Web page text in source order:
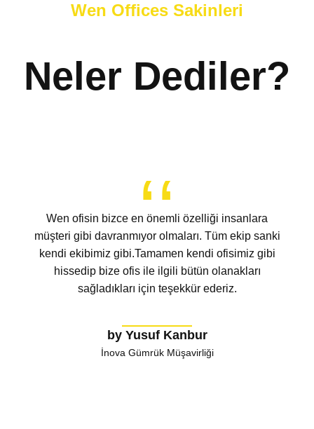
Wen Offices Sakinleri
Neler Dediler?
Wen ofisin bizce en önemli özelliği insanlara
müşteri gibi davranmıyor olmaları. Tüm ekip sanki
kendi ekibimiz gibi.Tamamen kendi ofisimiz gibi
hissedip bize ofis ile ilgili bütün olanakları
sağladıkları için teşekkür ederiz.
by Yusuf Kanbur
İnova Gümrük Müşavirliği